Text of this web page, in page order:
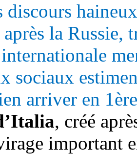
discours
la Russie,
sociaux
arriver en
Italia, créé
important